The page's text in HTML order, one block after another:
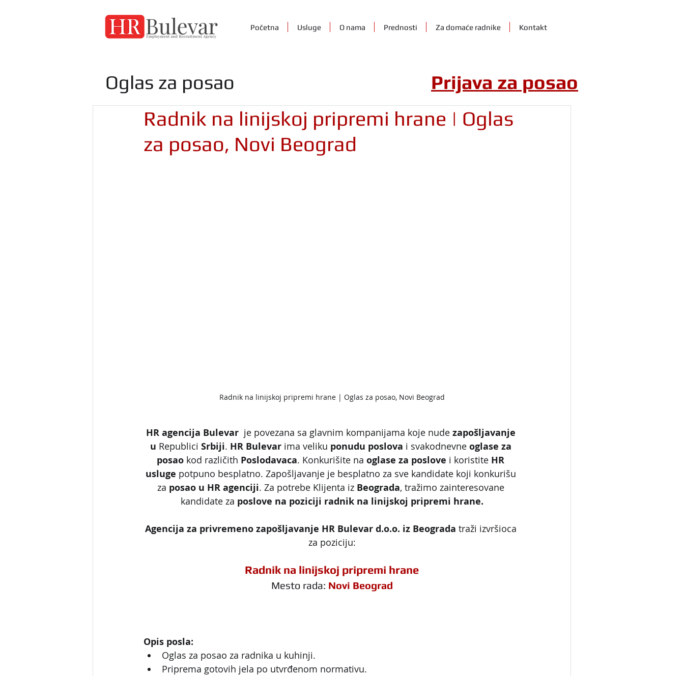
Početna Usluge O nama Prednosti Za domaće radnike Kontakt
Radnik na linijskoj pripremi hrane | Oglas
za posao, Novi Beograd
Radnik na linijskoj pripremi hrane | Oglas za posao, Novi Beograd
HR agencija Bulevar je povezana sa glavnim kompanijama koje nude zapošljavanje
u Republici Srbiji. HR Bulevar ima veliku ponudu poslova i svakodnevne oglase za
posao kod različith Poslodavaca. Konkurišite na oglase za poslove i koristite HR
usluge potpuno besplatno. Zapošljavanje je besplatno za sve kandidate koji konkurišu
za posao u HR agenciji. Za potrebe Klijenta iz Beograda, tražimo zainteresovane
kandidate za poslove na poziciji radnik na linijskoj pripremi hrane.
Agencija za privremeno zapošljavanje HR Bulevar d.o.o. iz Beograda traži izvršioca
za poziciju:
Radnik na linijskoj pripremi hrane
Mesto rada: Novi Beograd
Opis posla:
Oglas za posao za radnika u kuhinji.
Priprema gotovih jela po utvrđenom normativu.
Oglas za posao Prijava za posao